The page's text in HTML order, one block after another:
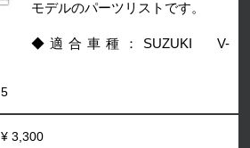
モデルのパーツリストです。
◆適合車種：SUZUKI V-
5
¥ 3,300